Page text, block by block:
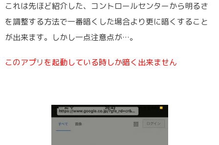
これは先ほど紹介した、コントロールセンターから明るさ
を調整する方法で一番暗くした場合より更に暗くすること
が出来ます。しかし一点注意点が…。
このアプリを起動している時しか暗く出来ません